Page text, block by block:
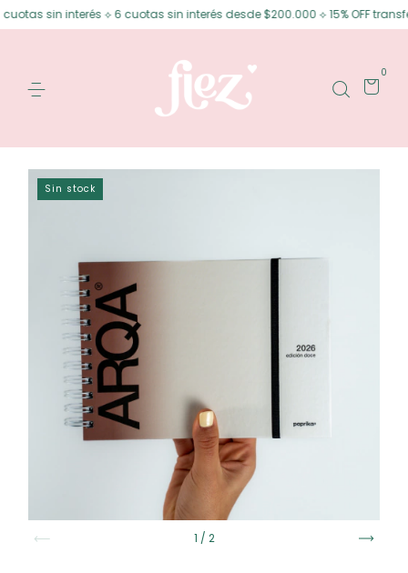
⟡ 6 cuotas sin interés desde $200.000 ⟡ 15% OFF transferencia
0
Sin stock
1 / 2